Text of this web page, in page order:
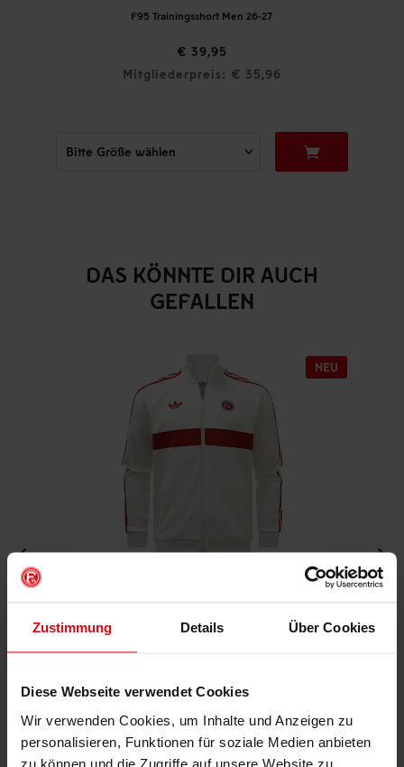
Zustimmung Details Über Cookies
Diese Webseite verwendet Cookies
Wir verwenden Cookies, um Inhalte und Anzeigen zu
personalisieren, Funktionen für soziale Medien anbieten
zu können und die Zugriffe auf unsere Website zu
F95 Trainingsshort Men 26-27
€ 39,95
Mitgliederpreis: € 35,96
DAS KÖNNTE DIR AUCH
GEFALLEN
€ 99,95
Mitgliederpreis: € 89,96